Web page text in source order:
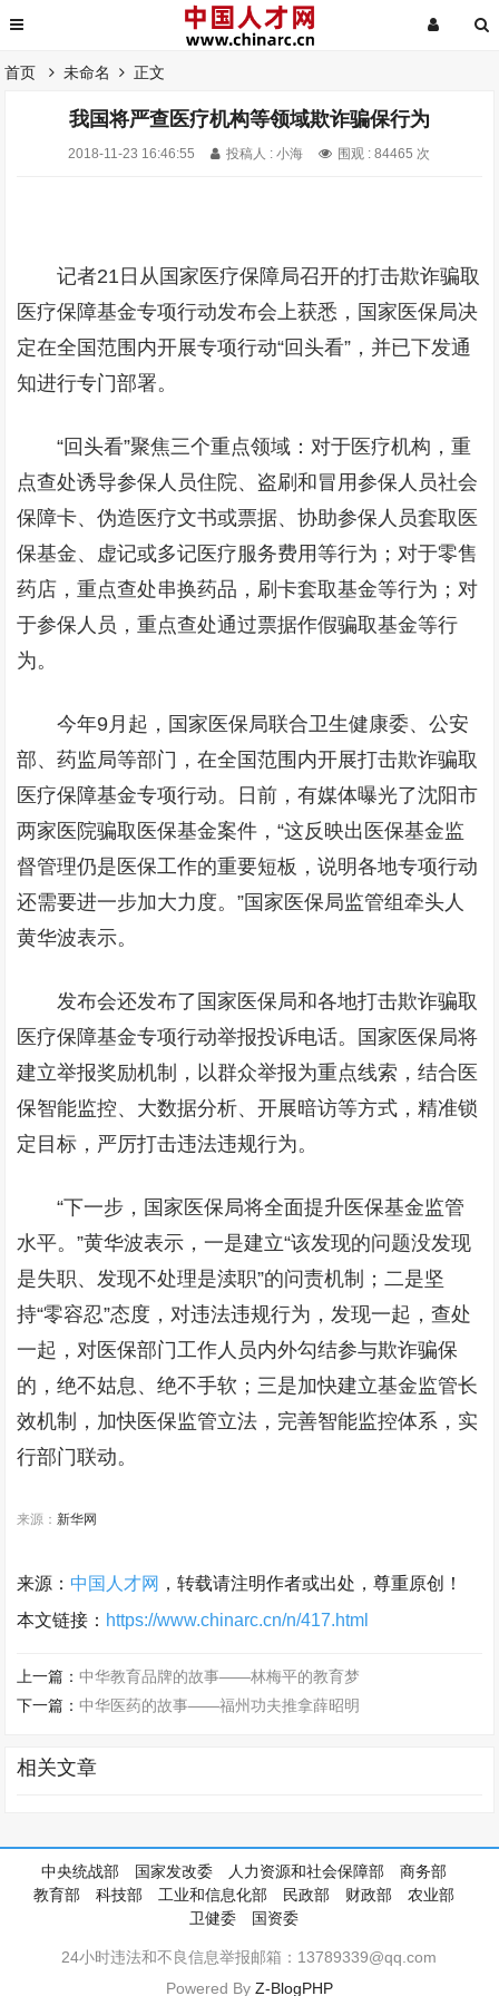
首页 未命名 正文
我国将严查医疗机构等领域欺诈骗保行为
2018-11-23 16:46:55 投稿人 : 小海 围观 : 84465 次
记者21日从国家医疗保障局召开的打击欺诈骗取
医疗保障基金专项行动发布会上获悉，国家医保局决
定在全国范围内开展专项行动“回头看”，并已下发通
知进行专门部署。
“回头看”聚焦三个重点领域：对于医疗机构，重
点查处诱导参保人员住院、盗刷和冒用参保人员社会
保障卡、伪造医疗文书或票据、协助参保人员套取医
保基金、虚记或多记医疗服务费用等行为；对于零售
药店，重点查处串换药品，刷卡套取基金等行为；对
于参保人员，重点查处通过票据作假骗取基金等行
为。
今年9月起，国家医保局联合卫生健康委、公安
部、药监局等部门，在全国范围内开展打击欺诈骗取
医疗保障基金专项行动。日前，有媒体曝光了沈阳市
两家医院骗取医保基金案件，“这反映出医保基金监
督管理仍是医保工作的重要短板，说明各地专项行动
还需要进一步加大力度。”国家医保局监管组牵头人
黄华波表示。
发布会还发布了国家医保局和各地打击欺诈骗取
医疗保障基金专项行动举报投诉电话。国家医保局将
建立举报奖励机制，以群众举报为重点线索，结合医
保智能监控、大数据分析、开展暗访等方式，精准锁
定目标，严厉打击违法违规行为。
“下一步，国家医保局将全面提升医保基金监管
水平。”黄华波表示，一是建立“该发现的问题没发现
是失职、发现不处理是渎职”的问责机制；二是坚
持“零容忍”态度，对违法违规行为，发现一起，查处
一起，对医保部门工作人员内外勾结参与欺诈骗保
的，绝不姑息、绝不手软；三是加快建立基金监管长
效机制，加快医保监管立法，完善智能监控体系，实
行部门联动。
来源：新华网
来源： 中国人才网 ，转载请注明作者或出处，尊重原创！
本文链接： https://www.chinarc.cn/n/417.html
上一篇：中华教育品牌的故事——林梅平的教育梦
下一篇：中华医药的故事——福州功夫推拿薛昭明
相关文章
中央统战部 国家发改委 人力资源和社会保障部
商务部
教育部
科技部 工业和信息化部 民政部 财政部
农业部
卫健委
国资委
24小时违法和不良信息举报邮箱：13789339@qq.com
Powered By Z-BlogPHP